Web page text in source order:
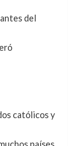
del
católicos y